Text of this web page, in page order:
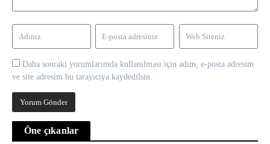
Daha sonraki yorumlarımda kullanılması için adım, e-posta adresim
ve site adresim bu tarayıcıya kaydedilsin.
Öne çıkanlar